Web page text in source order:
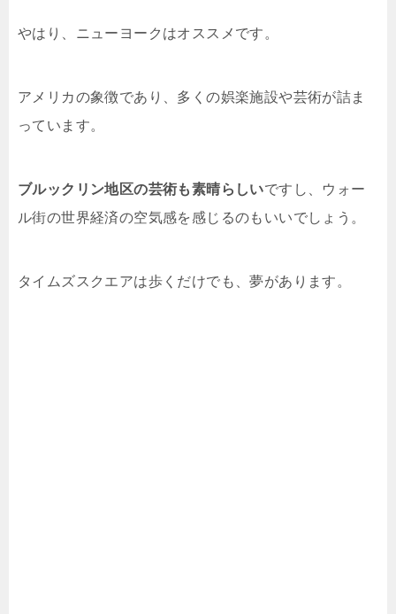
やはり、ニューヨークはオススメです。
アメリカの象徴であり、多くの娯楽施設や芸術が詰ま
っています。
ブルックリン地区の芸術も素晴らしいですし、ウォー
ル街の世界経済の空気感を感じるのもいいでしょう。
タイムズスクエアは歩くだけでも、夢があります。